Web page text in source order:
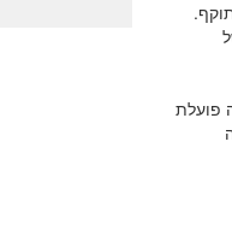
פועלת